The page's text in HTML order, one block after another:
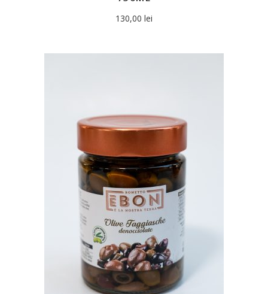
130,00 lei